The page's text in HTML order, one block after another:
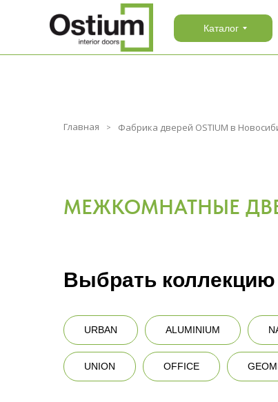
Каталог
Каталог
Главная Фабрика дверей OSTIUM в
МЕЖКОМНАТНЫЕ
Выбрать
URBAN ALUMINIUM
UNION OFFICE